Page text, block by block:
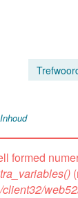
Inhoud
formed